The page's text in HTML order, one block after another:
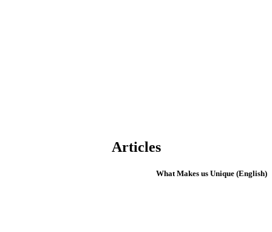
Articles
(English) What Makes us Unique